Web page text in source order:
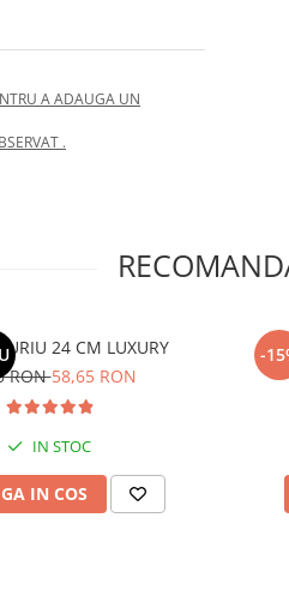
A ADAUGA UN
.
24 CM LUXURY
RON58,65 RON
IN STOC
IN COS
-